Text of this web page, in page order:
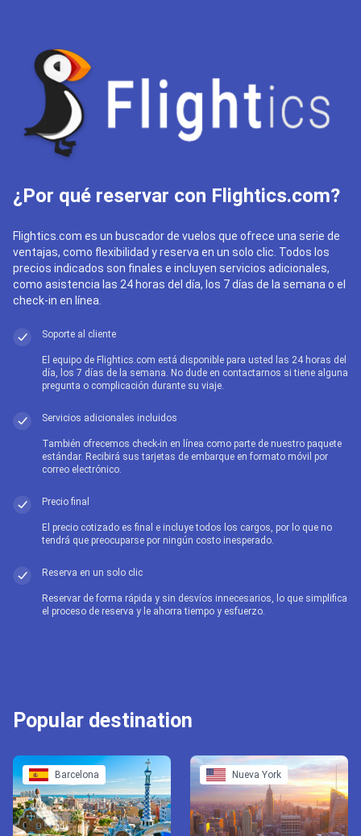
¿Por qué reservar con Flightics.com?
Flightics.com es un buscador de vuelos que ofrece una serie de
ventajas, como flexibilidad y reserva en un solo clic. Todos los
precios indicados son finales e incluyen servicios adicionales,
como asistencia las 24 horas del día, los 7 días de la semana o el
check-in en línea.
Soporte al cliente
El equipo de Flightics.com está disponible para usted las 24 horas del
día, los 7 días de la semana. No dude en contactarnos si tiene alguna
pregunta o complicación durante su viaje.
Servicios adicionales incluidos
También ofrecemos check-in en línea como parte de nuestro paquete
estándar. Recibirá sus tarjetas de embarque en formato móvil por
correo electrónico.
Precio final
El precio cotizado es final e incluye todos los cargos, por lo que no
tendrá que preocuparse por ningún costo inesperado.
Reserva en un solo clic
Reservar de forma rápida y sin desvíos innecesarios, lo que simplifica
el proceso de reserva y le ahorra tiempo y esfuerzo.
Popular destination
Barcelona Nueva York